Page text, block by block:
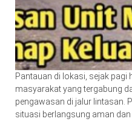
Pantauan di lokasi, sejak pagi
masyarakat yang tergabung
pengawasan di jalur lintasan.
situasi berlangsung aman